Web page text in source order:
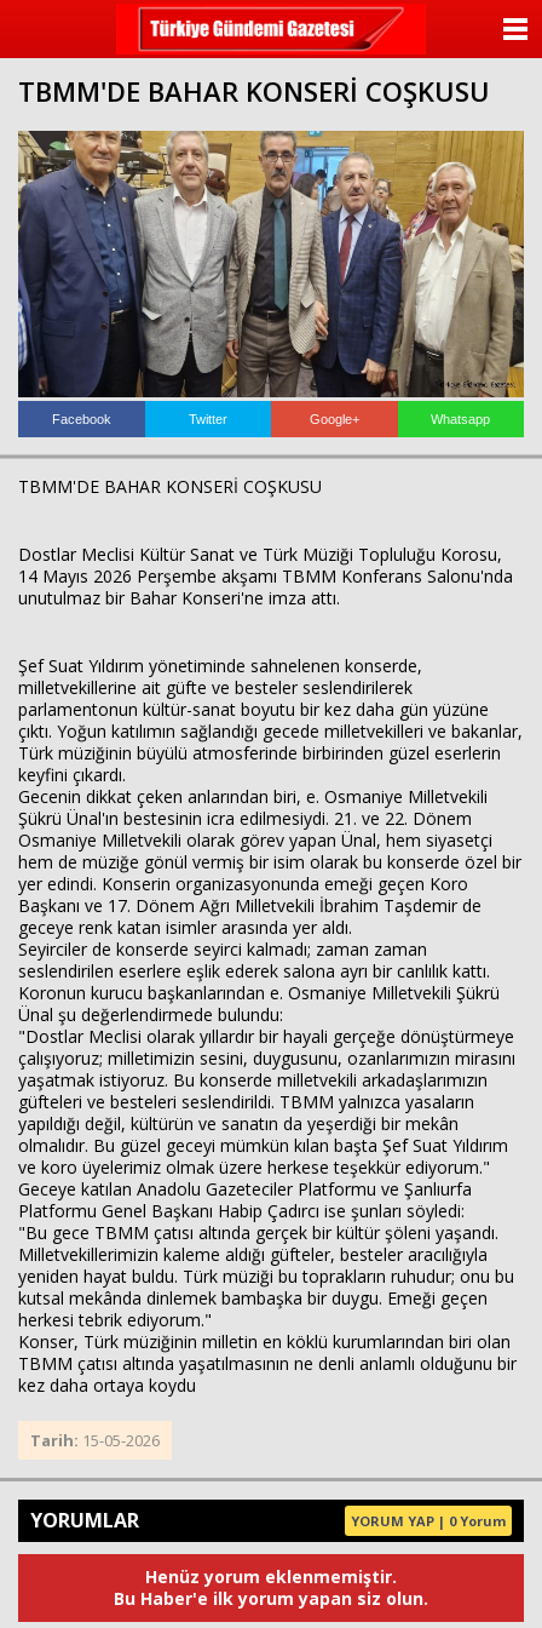
TBMM'DE BAHAR KONSERİ COŞKUSU
Facebook Twitter Google+ Whatsapp
TBMM'DE BAHAR KONSERİ COŞKUSU
Dostlar Meclisi Kültür Sanat ve Türk Müziği Topluluğu Korosu,
14 Mayıs 2026 Perşembe akşamı TBMM Konferans Salonu'nda
unutulmaz bir Bahar Konseri'ne imza attı.
Şef Suat Yıldırım yönetiminde sahnelenen konserde,
milletvekillerine ait güfte ve besteler seslendirilerek
parlamentonun kültür-sanat boyutu bir kez daha gün yüzüne
çıktı. Yoğun katılımın sağlandığı gecede milletvekilleri ve bakanlar,
Türk müziğinin büyülü atmosferinde birbirinden güzel eserlerin
keyfini çıkardı.
Gecenin dikkat çeken anlarından biri, e. Osmaniye Milletvekili
Şükrü Ünal'ın bestesinin icra edilmesiydi. 21. ve 22. Dönem
Osmaniye Milletvekili olarak görev yapan Ünal, hem siyasetçi
hem de müziğe gönül vermiş bir isim olarak bu konserde özel bir
yer edindi. Konserin organizasyonunda emeği geçen Koro
Başkanı ve 17. Dönem Ağrı Milletvekili İbrahim Taşdemir de
geceye renk katan isimler arasında yer aldı.
Seyirciler de konserde seyirci kalmadı; zaman zaman
seslendirilen eserlere eşlik ederek salona ayrı bir canlılık kattı.
Koronun kurucu başkanlarından e. Osmaniye Milletvekili Şükrü
Ünal şu değerlendirmede bulundu:
"Dostlar Meclisi olarak yıllardır bir hayali gerçeğe dönüştürmeye
çalışıyoruz; milletimizin sesini, duygusunu, ozanlarımızın mirasını
yaşatmak istiyoruz. Bu konserde milletvekili arkadaşlarımızın
güfteleri ve besteleri seslendirildi. TBMM yalnızca yasaların
yapıldığı değil, kültürün ve sanatın da yeşerdiği bir mekân
olmalıdır. Bu güzel geceyi mümkün kılan başta Şef Suat Yıldırım
ve koro üyelerimiz olmak üzere herkese teşekkür ediyorum."
Geceye katılan Anadolu Gazeteciler Platformu ve Şanlıurfa
Platformu Genel Başkanı Habip Çadırcı ise şunları söyledi:
"Bu gece TBMM çatısı altında gerçek bir kültür şöleni yaşandı.
Milletvekillerimizin kaleme aldığı güfteler, besteler aracılığıyla
yeniden hayat buldu. Türk müziği bu toprakların ruhudur; onu bu
kutsal mekânda dinlemek bambaşka bir duygu. Emeği geçen
herkesi tebrik ediyorum."
Konser, Türk müziğinin milletin en köklü kurumlarından biri olan
TBMM çatısı altında yaşatılmasının ne denli anlamlı olduğunu bir
kez daha ortaya koydu
Tarih: 15-05-2026
YORUMLAR YORUM YAP | 0 Yorum
Henüz yorum eklenmemiştir.
Bu Haber'e ilk yorum yapan siz olun.
ANASAYFA
KATEGORİLER
YAZARLAR
ANKETLER
FOTO GALERİ
VİDEO GALERİ
KÜNYE